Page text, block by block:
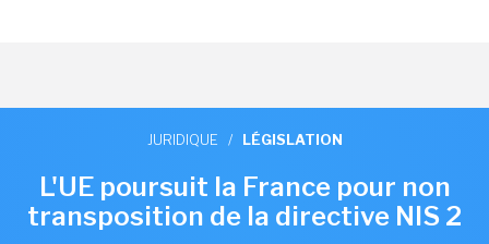
JURIDIQUE / LÉGISLATION
L'UE poursuit la France pour non
transposition de la directive NIS 2